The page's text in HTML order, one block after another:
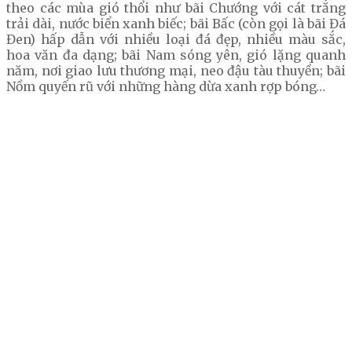
theo các mùa gió thổi như bãi Chướng với cát trắng
trải dài, nước biển xanh biếc; bãi Bấc (còn gọi là bãi Đá
Đen) hấp dẫn với nhiều loại đá đẹp, nhiều màu sắc,
hoa văn đa dạng; bãi Nam sóng yên, gió lặng quanh
năm, nơi giao lưu thương mại, neo đậu tàu thuyền; bãi
Nồm quyến rũ với những hàng dừa xanh rợp bóng…